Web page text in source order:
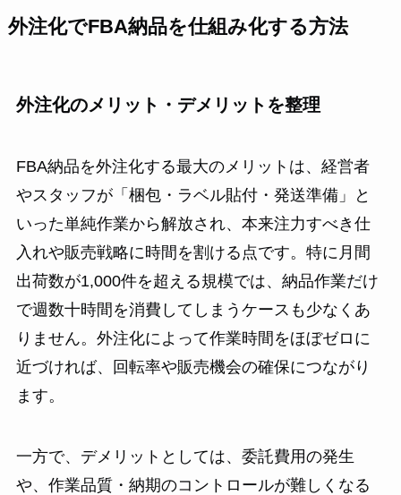
外注化でFBA納品を仕組み化する方法
外注化のメリット・デメリットを整理
FBA納品を外注化する最大のメリットは、経営者
やスタッフが「梱包・ラベル貼付・発送準備」と
いった単純作業から解放され、本来注力すべき仕
入れや販売戦略に時間を割ける点です。特に月間
出荷数が1,000件を超える規模では、納品作業だけ
で週数十時間を消費してしまうケースも少なくあ
りません。外注化によって作業時間をほぼゼロに
近づければ、回転率や販売機会の確保につながり
ます。
一方で、デメリットとしては、委託費用の発生
や、作業品質・納期のコントロールが難しくなる